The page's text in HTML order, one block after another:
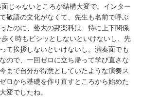
じゃないところが結構大変で。インター
敬語の文化がなくて、先生も名前で呼ぶ
たのに、藝大の邦楽科は、特に上下関係
く時もビシッとしないといけないし、先
て挨拶しないといけないし。演奏面でも
ので、一回ゼロに立ち帰って学び直さな
まで自分が得意としていたような演奏ス
ロから基礎を作り直すところから始めた
変でしたね。